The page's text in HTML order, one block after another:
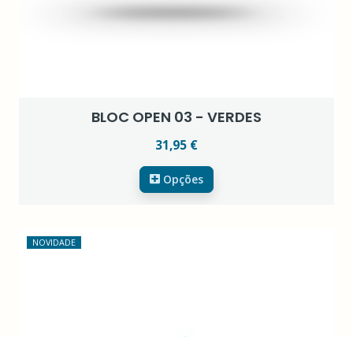
BLOC OPEN 03 - VERDES
31,95 €
Opções
NOVIDADE